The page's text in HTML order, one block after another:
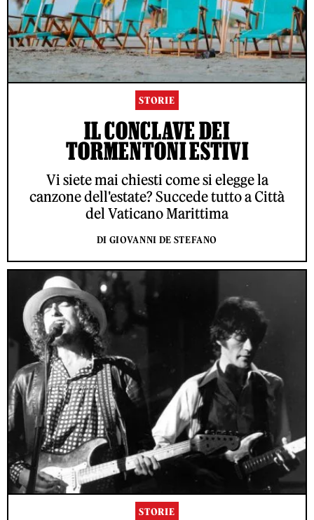
STORIE
IL CONCLAVE DEI
TORMENTONI ESTIVI
Vi siete mai chiesti come si elegge la
canzone dell'estate? Succede tutto a Città
del Vaticano Marittima
DI GIOVANNI DE STEFANO
STORIE